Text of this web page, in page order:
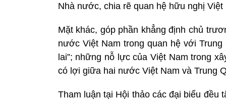
Nhà nước, chia rẽ quan hệ hữu nghị Việt
Mặt khác, góp phần khẳng định chủ
nước Việt Nam trong quan hệ với
lai”; những nỗ lực của Việt Nam trong
có lợi giữa hai nước Việt Nam và Trung
Tham luận tại Hội thảo các đại biểu đều